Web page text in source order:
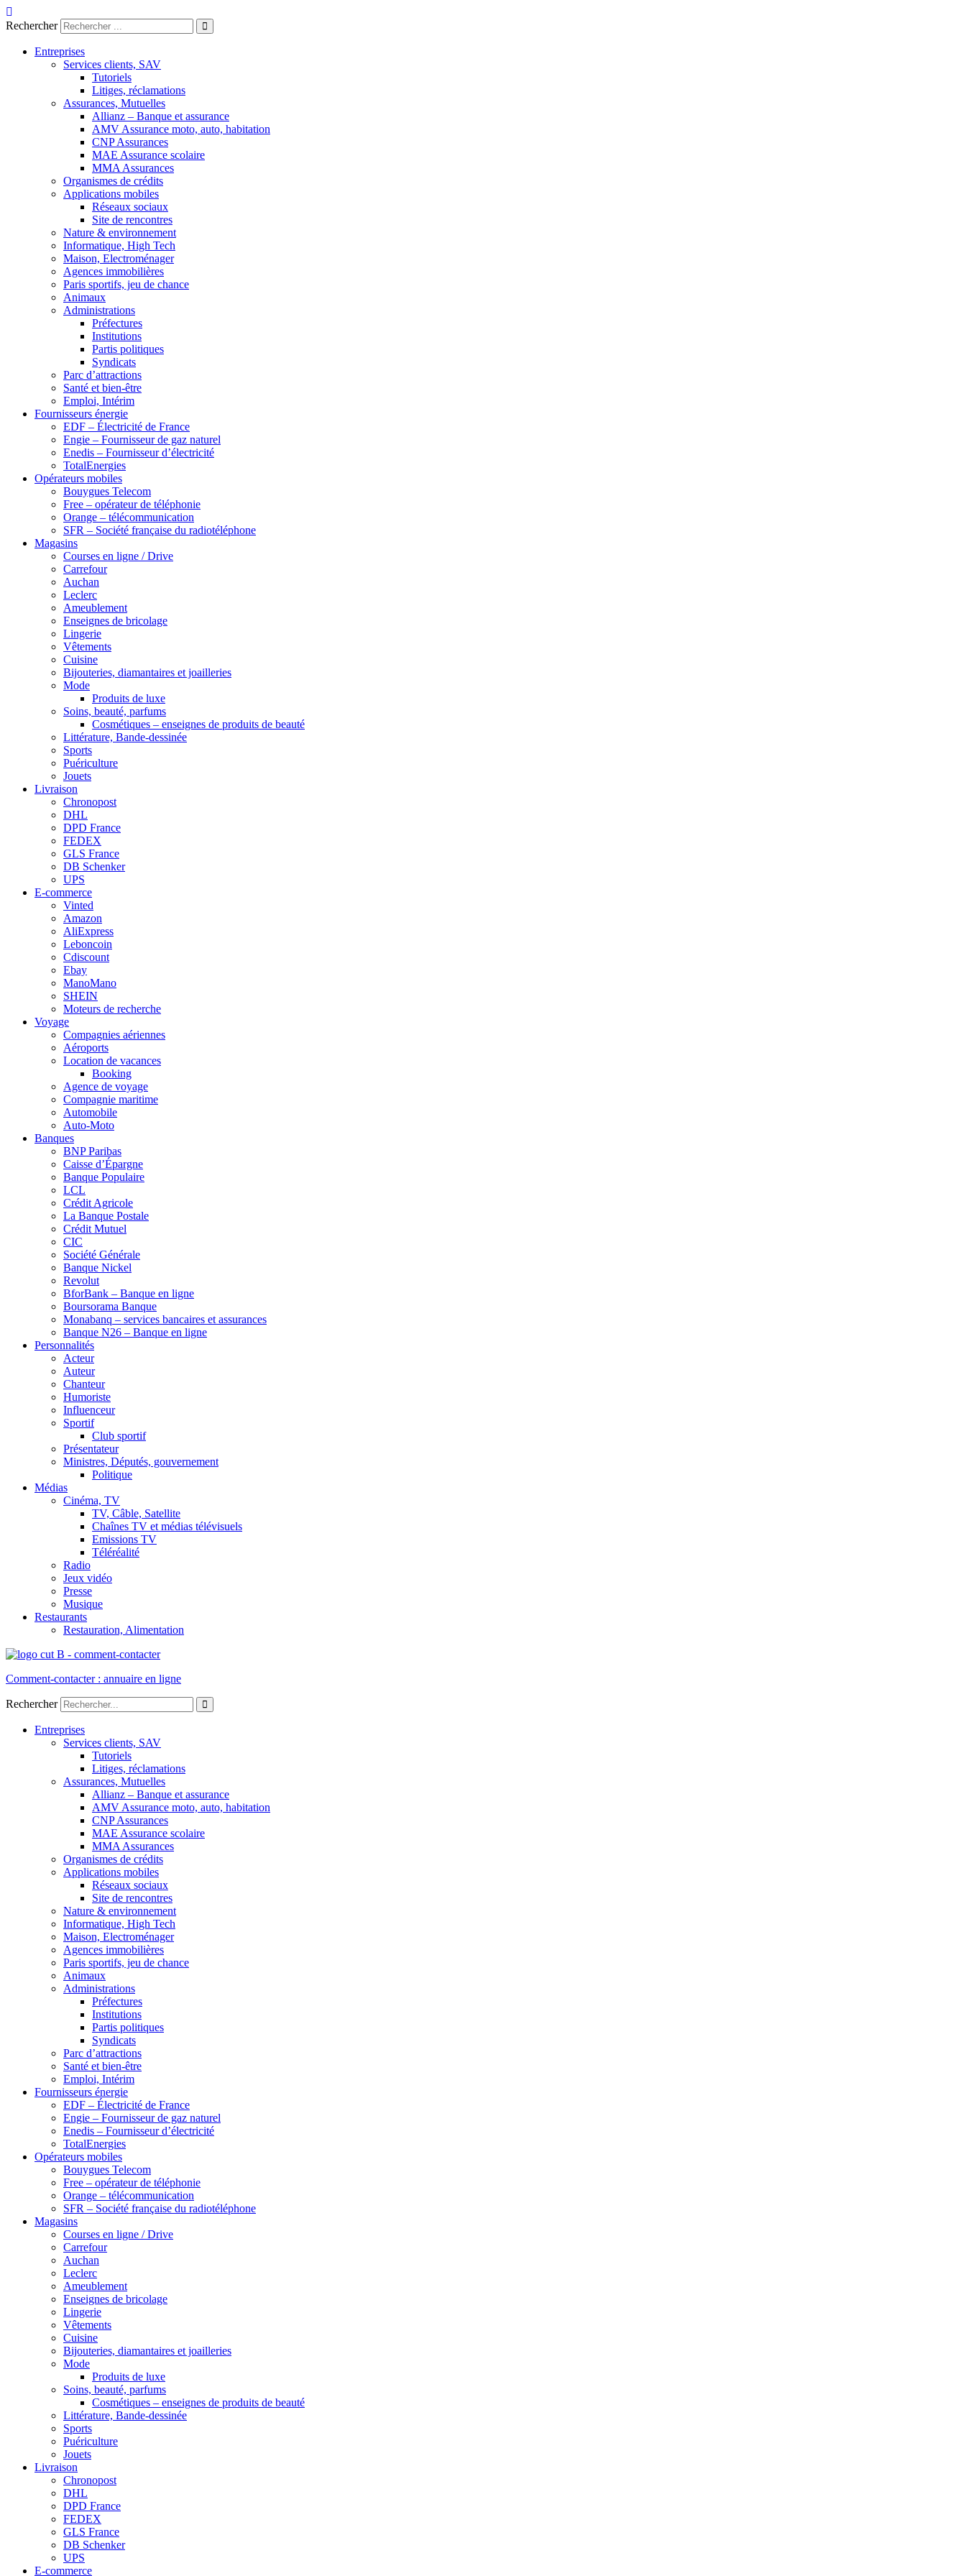
Aller
au
Rechercher
Entreprises
Services clients, SAV
Tutoriels
Litiges, réclamations
Assurances, Mutuelles
Allianz – Banque et assurance
AMV Assurance moto, auto, habitation
CNP Assurances
MAE Assurance scolaire
MMA Assurances
Organismes de crédits
Applications mobiles
Réseaux sociaux
Site de rencontres
Nature & environnement
Informatique, High Tech
Maison, Electroménager
Agences immobilières
Paris sportifs, jeu de chance
Animaux
Administrations
Préfectures
Institutions
Partis politiques
Syndicats
Parc d’attractions
Santé et bien-être
Emploi, Intérim
Fournisseurs énergie
EDF – Électricité de France
Engie – Fournisseur de gaz naturel
Enedis – Fournisseur d’électricité
TotalEnergies
Opérateurs mobiles
Bouygues Telecom
Free – opérateur de téléphonie
Orange – télécommunication
SFR – Société française du radiotéléphone
Magasins
Courses en ligne / Drive
Carrefour
Auchan
Leclerc
Ameublement
Enseignes de bricolage
Lingerie
Vêtements
Cuisine
Bijouteries, diamantaires et joailleries
Mode
Produits de luxe
Soins, beauté, parfums
Cosmétiques – enseignes de produits de beauté
Littérature, Bande-dessinée
Sports
Puériculture
Jouets
Livraison
Chronopost
DHL
DPD France
FEDEX
GLS France
DB Schenker
UPS
E-commerce
Vinted
Amazon
AliExpress
Leboncoin
Cdiscount
Ebay
ManoMano
SHEIN
Moteurs de recherche
Voyage
Compagnies aériennes
Aéroports
Location de vacances
Booking
Agence de voyage
Compagnie maritime
Automobile
Auto-Moto
Banques
BNP Paribas
Caisse d’Épargne
Banque Populaire
LCL
Crédit Agricole
La Banque Postale
Crédit Mutuel
CIC
Société Générale
Banque Nickel
Revolut
BforBank – Banque en ligne
Boursorama Banque
Monabanq – services bancaires et assurances
Banque N26 – Banque en ligne
Personnalités
Acteur
Auteur
Chanteur
Humoriste
Influenceur
Sportif
Club sportif
Présentateur
Ministres, Députés, gouvernement
Politique
Médias
Cinéma, TV
TV, Câble, Satellite
Chaînes TV et médias télévisuels
Emissions TV
Téléréalité
Radio
Jeux vidéo
Presse
Musique
Restaurants
Restauration, Alimentation
Comment-contacter : annuaire en ligne
Rechercher
Entreprises
Services clients, SAV
Tutoriels
Litiges, réclamations
Assurances, Mutuelles
Allianz – Banque et assurance
AMV Assurance moto, auto, habitation
CNP Assurances
MAE Assurance scolaire
MMA Assurances
Organismes de crédits
Applications mobiles
Réseaux sociaux
Site de rencontres
Nature & environnement
Informatique, High Tech
Maison, Electroménager
Agences immobilières
Paris sportifs, jeu de chance
Animaux
Administrations
Préfectures
Institutions
Partis politiques
Syndicats
Parc d’attractions
Santé et bien-être
Emploi, Intérim
Fournisseurs énergie
EDF – Électricité de France
Engie – Fournisseur de gaz naturel
Enedis – Fournisseur d’électricité
TotalEnergies
Opérateurs mobiles
Bouygues Telecom
Free – opérateur de téléphonie
Orange – télécommunication
SFR – Société française du radiotéléphone
Magasins
Courses en ligne / Drive
Carrefour
Auchan
Leclerc
Ameublement
Enseignes de bricolage
Lingerie
Vêtements
Cuisine
Bijouteries, diamantaires et joailleries
Mode
Produits de luxe
Soins, beauté, parfums
Cosmétiques – enseignes de produits de beauté
Littérature, Bande-dessinée
Sports
Puériculture
Jouets
Livraison
Chronopost
DHL
DPD France
FEDEX
GLS France
DB Schenker
UPS
E-commerce